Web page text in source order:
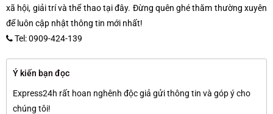
xã hội, giải trí và thể thao tại đây. Đừng quên ghé thăm thường xuyên
để luôn cập nhật thông tin mới nhất!
Tel: 0909-424-139
Ý kiến bạn đọc
Express24h rất hoan nghênh độc giả gửi thông tin và góp ý cho
chúng tôi!